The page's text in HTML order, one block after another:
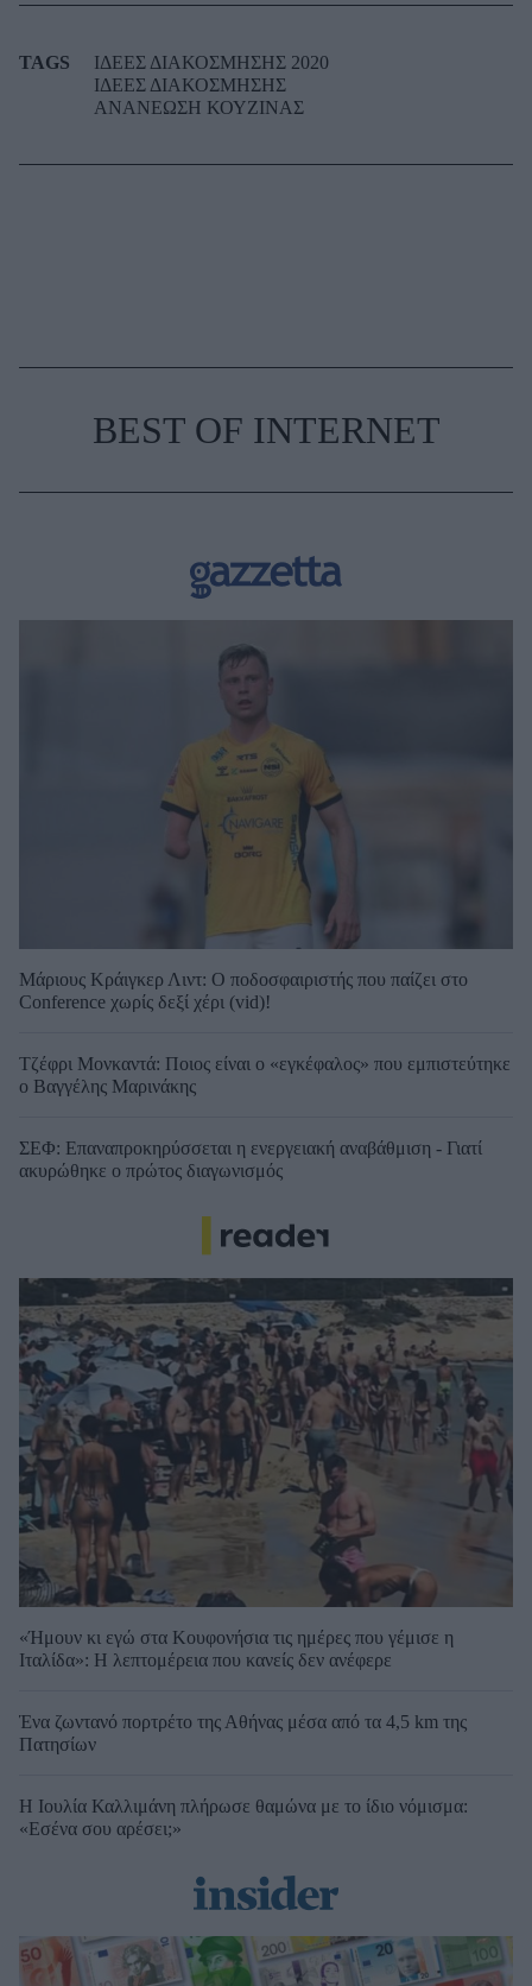
TAGS
ΙΔΕΕΣ ΔΙΑΚΟΣΜΗΣΗΣ 2020
ΙΔΕΕΣ ΔΙΑΚΟΣΜΗΣΗΣ
ΑΝΑΝΕΩΣΗ ΚΟΥΖΙΝΑΣ
BEST OF INTERNET
Μάριους Κράιγκερ Λιντ: Ο ποδοσφαιριστής που παίζει στο
Conference χωρίς δεξί χέρι (vid)!
Τζέφρι Μονκαντά: Ποιος είναι ο «εγκέφαλος» που εμπιστεύτηκε
ο Βαγγέλης Μαρινάκης
ΣΕΦ: Επαναπροκηρύσσεται η ενεργειακή αναβάθμιση - Γιατί
ακυρώθηκε ο πρώτος διαγωνισμός
«Ήμουν κι εγώ στα Κουφονήσια τις ημέρες που γέμισε η
Ιταλίδα»: Η λεπτομέρεια που κανείς δεν ανέφερε
Ένα ζωντανό πορτρέτο της Αθήνας μέσα από τα 4,5 km της
Πατησίων
Η Ιουλία Καλλιμάνη πλήρωσε θαμώνα με το ίδιο νόμισμα:
«Εσένα σου αρέσει;»